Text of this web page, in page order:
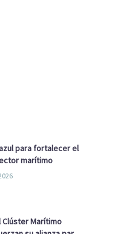
para fortalecer el
marítimo
Clúster Marítimo